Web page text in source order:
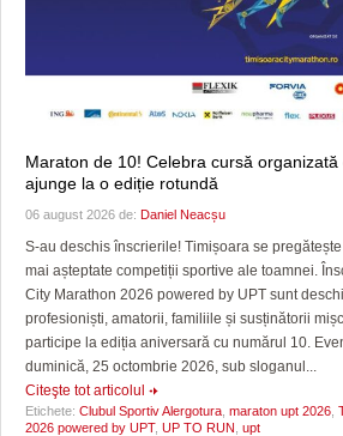
Maraton de 10! Celebra cursă
ajunge la o ediție rotundă
06 august 2026 de: Daniel Neacșu
S-au deschis înscrierile! Timișoara se
mai așteptate competiții sportive ale toamnei.
City Marathon 2026 powered by UPT sunt
profesioniști, amatorii, familiile și susținătorii
participe la ediția aniversară cu numărul 10.
duminică, 25 octombrie 2026, sub sloganul...
Citeşte tot articolul
Etichete: Clubul Sportiv Alergotura maraton upt 2026
2026 powered by UPT, UP TO RUN upt